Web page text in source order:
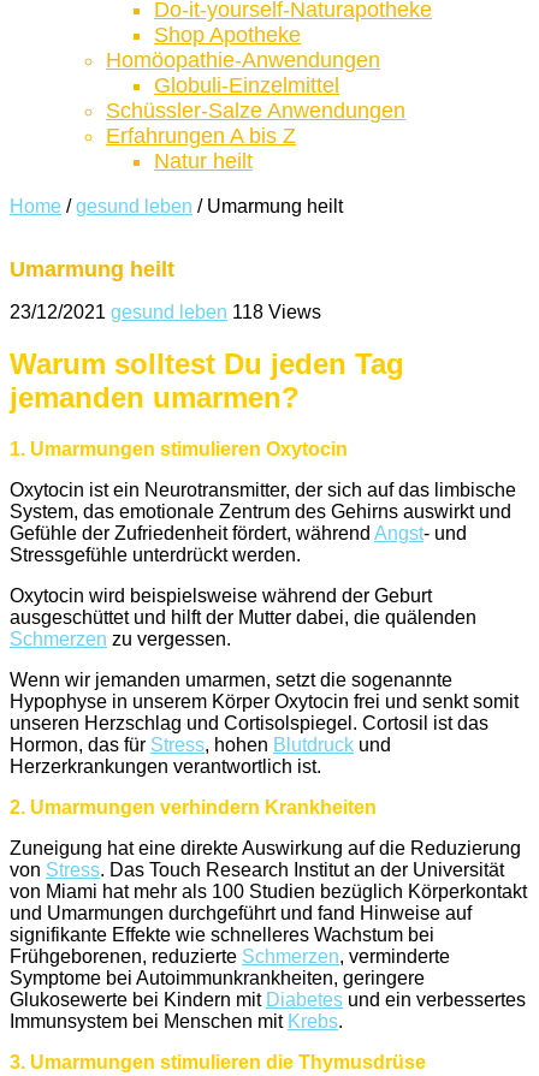
Do-it-yourself-Naturapotheke
Shop Apotheke
Homöopathie-Anwendungen
Globuli-Einzelmittel
Schüssler-Salze Anwendungen
Erfahrungen A bis Z
Natur heilt
Home / gesund leben / Umarmung heilt
Umarmung heilt
23/12/2021 gesund leben 118 Views
Warum solltest Du jeden Tag
jemanden umarmen?
1. Umarmungen stimulieren Oxytocin
Oxytocin ist ein Neurotransmitter, der sich auf das limbische
System, das emotionale Zentrum des Gehirns auswirkt und
Gefühle der Zufriedenheit fördert, während Angst- und
Stressgefühle unterdrückt werden.
Oxytocin wird beispielsweise während der Geburt
ausgeschüttet und hilft der Mutter dabei, die quälenden
Schmerzen zu vergessen.
Wenn wir jemanden umarmen, setzt die sogenannte
Hypophyse in unserem Körper Oxytocin frei und senkt somit
unseren Herzschlag und Cortisolspiegel. Cortosil ist das
Hormon, das für Stress, hohen Blutdruck und
Herzerkrankungen verantwortlich ist.
2. Umarmungen verhindern Krankheiten
Zuneigung hat eine direkte Auswirkung auf die Reduzierung
von Stress. Das Touch Research Institut an der Universität
von Miami hat mehr als 100 Studien bezüglich Körperkontakt
und Umarmungen durchgeführt und fand Hinweise auf
signifikante Effekte wie schnelleres Wachstum bei
Frühgeborenen, reduzierte Schmerzen, verminderte
Symptome bei Autoimmunkrankheiten, geringere
Glukosewerte bei Kindern mit Diabetes und ein verbessertes
Immunsystem bei Menschen mit Krebs.
3. Umarmungen stimulieren die Thymusdrüse